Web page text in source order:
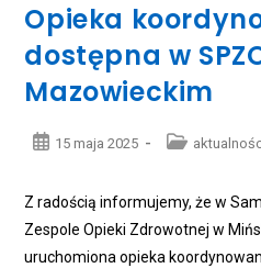
Opieka
dostępna w
Mazowieckim
Post15 maja 2025
Post
Z radością informujemy, że w
Zespole Opieki Zdrowotnej w
uruchomiona opieka